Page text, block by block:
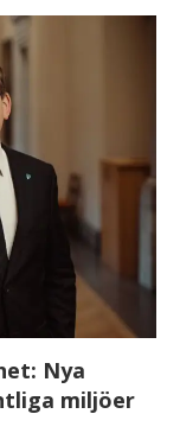
Nya
miljöer